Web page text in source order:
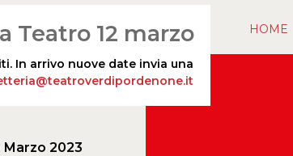
Teatro 12 marzo
In arrivo nuove date invia una
Marzo 2023
HOME